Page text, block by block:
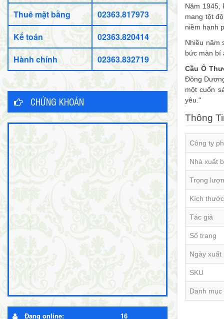
Thuê mặt bằng
02363.817973
Kế toán
02363.820414
Hành chính
02363.832719
CHỨNG KHOÁN
Đang online:
16
Năm 1945,
mang tột
niềm hạnh
Nhiều năm
bức màn bí
Cầu Ô
Đông
một cuốn
yêu."
Thông
Công ty
Nhà xuất
Trọng
Kích thước
Tác giả
Số trang
Ngày xuất
SKU
Danh mục